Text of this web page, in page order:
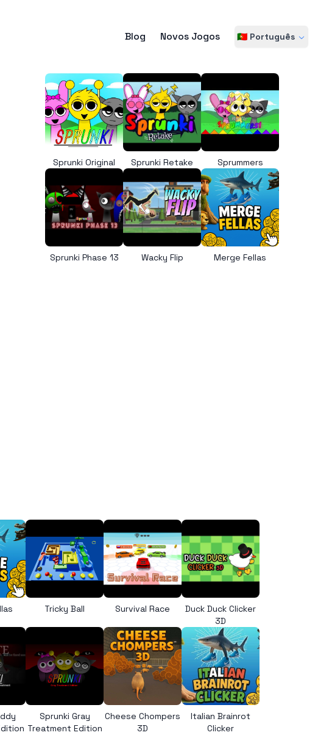
Blog Novos Jogos 🇵🇹 Português
Sprunki Original Sprunki Retake Sprummers
Sprunki Phase 13 Wacky Flip Merge Fellas
Tricky Ball Survival Race
Duck Duck Clicker
3D
Sprunki Gray
Treatment Edition
Cheese Chompers
3D
Italian Brainrot
Clicker